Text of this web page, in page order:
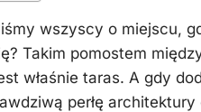
wszyscy o miejscu,
Takim pomostem
właśnie taras. A gdy
perłę